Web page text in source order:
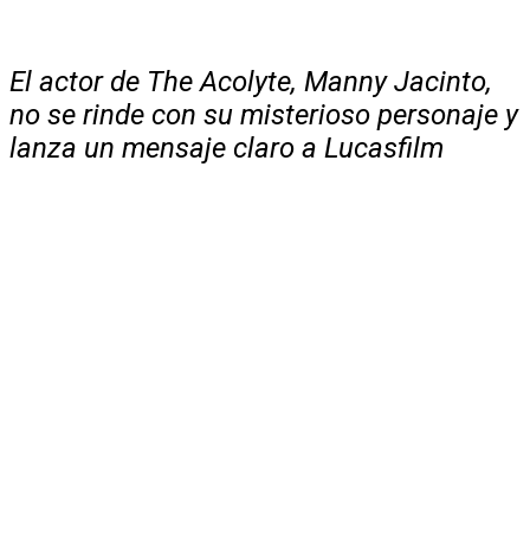
El actor de The Acolyte, Manny Jacinto,
no se rinde con su misterioso personaje y
lanza un mensaje claro a Lucasfilm